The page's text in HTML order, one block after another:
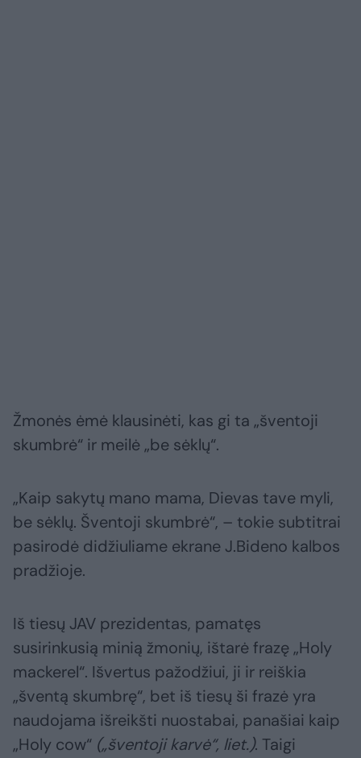
Žmonės ėmė klausinėti, kas gi ta „šventoji
skumbrė“ ir meilė „be sėklų“.
„Kaip sakytų mano mama, Dievas tave myli,
be sėklų. Šventoji skumbrė“, – tokie subtitrai
pasirodė didžiuliame ekrane J.Bideno kalbos
pradžioje.
Iš tiesų JAV prezidentas, pamatęs
susirinkusią minią žmonių, ištarė frazę „Holy
mackerel“. Išvertus pažodžiui, ji ir reiškia
„šventą skumbrę“, bet iš tiesų ši frazė yra
naudojama išreikšti nuostabai, panašiai kaip
„Holy cow“ („šventoji karvė“, liet.). Taigi